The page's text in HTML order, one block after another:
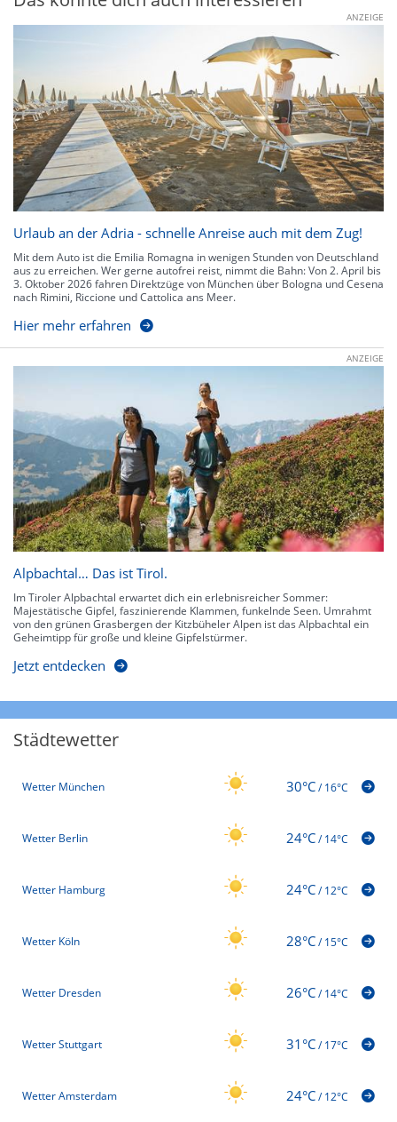
ANZEIGE
Urlaub an der Adria - schnelle Anreise auch mit dem Zug!
Mit dem Auto ist die Emilia Romagna in wenigen Stunden von Deutschland
aus zu erreichen. Wer gerne autofrei reist, nimmt die Bahn: Von 2. April bis
3. Oktober 2026 fahren Direktzüge von München über Bologna und Cesena
nach Rimini, Riccione und Cattolica ans Meer.
Hier mehr erfahren
ANZEIGE
Alpbachtal… Das ist Tirol.
Im Tiroler Alpbachtal erwartet dich ein erlebnisreicher Sommer:
Majestätische Gipfel, faszinierende Klammen, funkelnde Seen. Umrahmt
von den grünen Grasbergen der Kitzbüheler Alpen ist das Alpbachtal ein
Geheimtipp für große und kleine Gipfelstürmer.
Jetzt entdecken
Städtewetter
Wetter München 30°C/16°C
Wetter Berlin 24°C/14°C
Wetter Hamburg 24°C/12°C
Wetter Köln 28°C/15°C
Wetter Dresden 26°C/14°C
Wetter Stuttgart 31°C/17°C
Wetter Amsterdam 24°C/12°C